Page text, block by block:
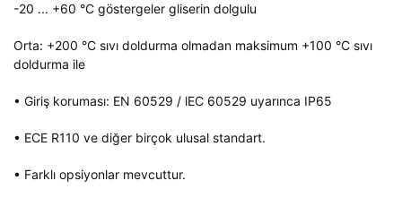
-20 ... +60 °C göstergeler gliserin dolgulu
Orta: +200 °C sıvı doldurma olmadan maksimum +100 °C sıvı
doldurma ile
• Giriş koruması: EN 60529 / lEC 60529 uyarınca IP65
• ECE R110 ve diğer birçok ulusal standart.
• Farklı opsiyonlar mevcuttur.